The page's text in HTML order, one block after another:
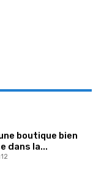
boutique bien
dans la...